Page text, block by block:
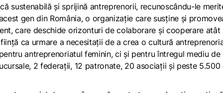
sustenabilă și sprijină antreprenorii, recunoscându-le
gen din România, o organizație care susține și
care deschide orizonturi de colaborare și cooperare atât
ca urmare a necesitații de a crea o cultură
antreprenoriatul feminin, ci și pentru întregul mediu de
2 federații, 12 patronate, 20 asociații și peste 5.500